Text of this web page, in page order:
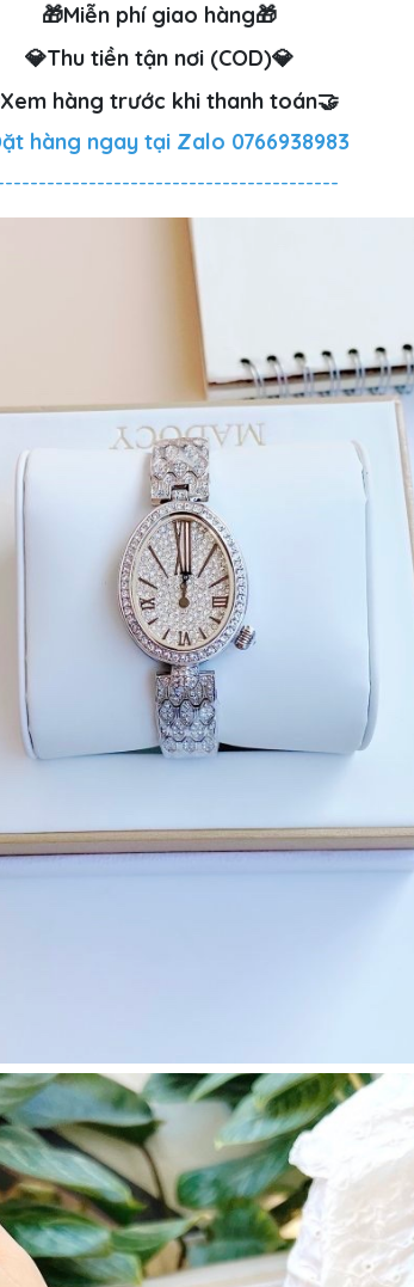
🎁Miễn phí giao hàng🎁
💎Thu tiền tận nơi (COD)💎
hàng trước khi thanh toán🤝
hàng ngay tại Zalo 0766938983